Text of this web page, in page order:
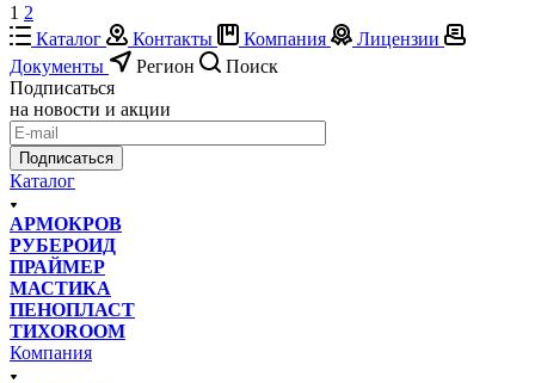
1 2
Каталог
Контакты Компания
Лицензии
Документы
Регион
Поиск
Подписаться
на новости и акции
Подписаться
Каталог
АРМОКРОВ
РУБЕРОИД
ПРАЙМЕР
МАСТИКА
ПЕНОПЛАСТ
ТИХОROOM
Компания